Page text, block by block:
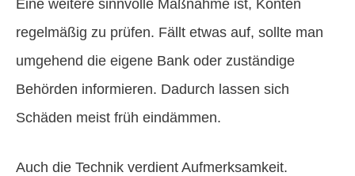
Eine weitere sinnvolle Maßnahme ist, Konten
regelmäßig zu prüfen. Fällt etwas auf, sollte man
umgehend die eigene Bank oder zuständige
Behörden informieren. Dadurch lassen sich
Schäden meist früh eindämmen.
Auch die Technik verdient Aufmerksamkeit.